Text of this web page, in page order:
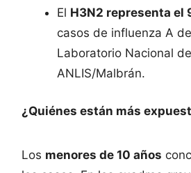
El H3N2 representa el
casos de influenza A
Laboratorio Nacional
ANLIS/Malbrán.
¿Quiénes están más
Los menores de 10 años